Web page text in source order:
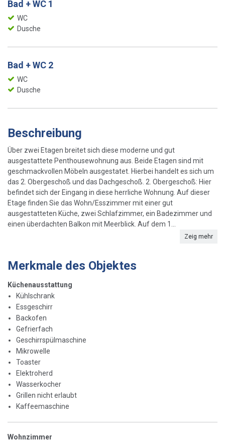
Bad + WC 1
WC
Dusche
Bad + WC 2
WC
Dusche
Beschreibung
Über zwei Etagen breitet sich diese moderne und gut
ausgestattete Penthousewohnung aus. Beide Etagen sind mit
geschmackvollen Möbeln ausgestatet. Hierbei handelt es sich um
das 2. Obergeschoß und das Dachgeschoß. 2. Obergeschoß: Hier
befindet sich der Eingang in diese herrliche Wohnung. Auf dieser
Etage finden Sie das Wohn/Esszimmer mit einer gut
ausgestatteten Küche, zwei Schlafzimmer, ein Badezimmer und
einen überdachten Balkon mit Meerblick. Auf dem 1...
Zeig mehr
Merkmale des Objektes
Küchenausstattung
Kühlschrank
Essgeschirr
Backofen
Gefrierfach
Geschirrspülmaschine
Mikrowelle
Toaster
Elektroherd
Wasserkocher
Grillen nicht erlaubt
Kaffeemaschine
Wohnzimmer